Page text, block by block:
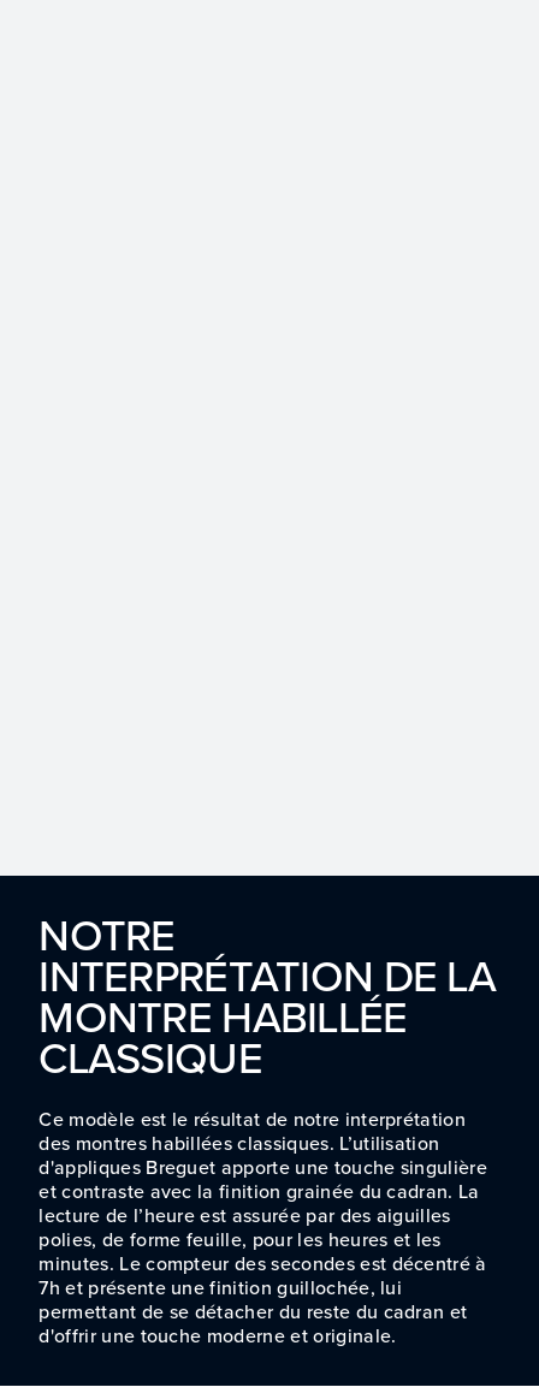
NOTRE
INTERPRÉTATION DE LA
MONTRE HABILLÉE
CLASSIQUE
Ce modèle est le résultat de notre interprétation
des montres habillées classiques. L’utilisation
d'appliques Breguet apporte une touche singulière
et contraste avec la finition grainée du cadran. La
lecture de l’heure est assurée par des aiguilles
polies, de forme feuille, pour les heures et les
minutes. Le compteur des secondes est décentré à
7h et présente une finition guillochée, lui
permettant de se détacher du reste du cadran et
d'offrir une touche moderne et originale.